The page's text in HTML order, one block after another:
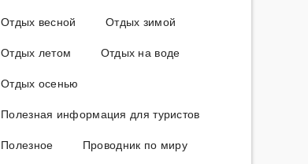
Отдых весной
Отдых зимой
Отдых летом
Отдых на воде
Отдых осенью
Полезная информация для туристов
Полезное
Проводник по миру